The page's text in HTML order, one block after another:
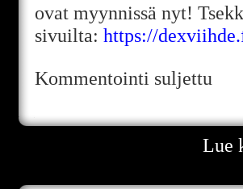
ovat myynnissä nyt!
sivuilta: https://
Kommentointi suljettu
Lue